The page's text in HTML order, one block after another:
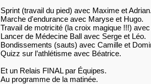
Sprint (travail du pied) avec Maxime et
Marche d'endurance avec Maryse et Hugo.
Travail de motricité (la croix magique !!!)
Lancer de Médecine Ball avec Serge et Léo.
Bondissements (sauts) avec Camille et
Quizz sur l’athlétisme avec Béatrice.
Et un Relais FINAL par Équipes.
Au programme de la matinée.